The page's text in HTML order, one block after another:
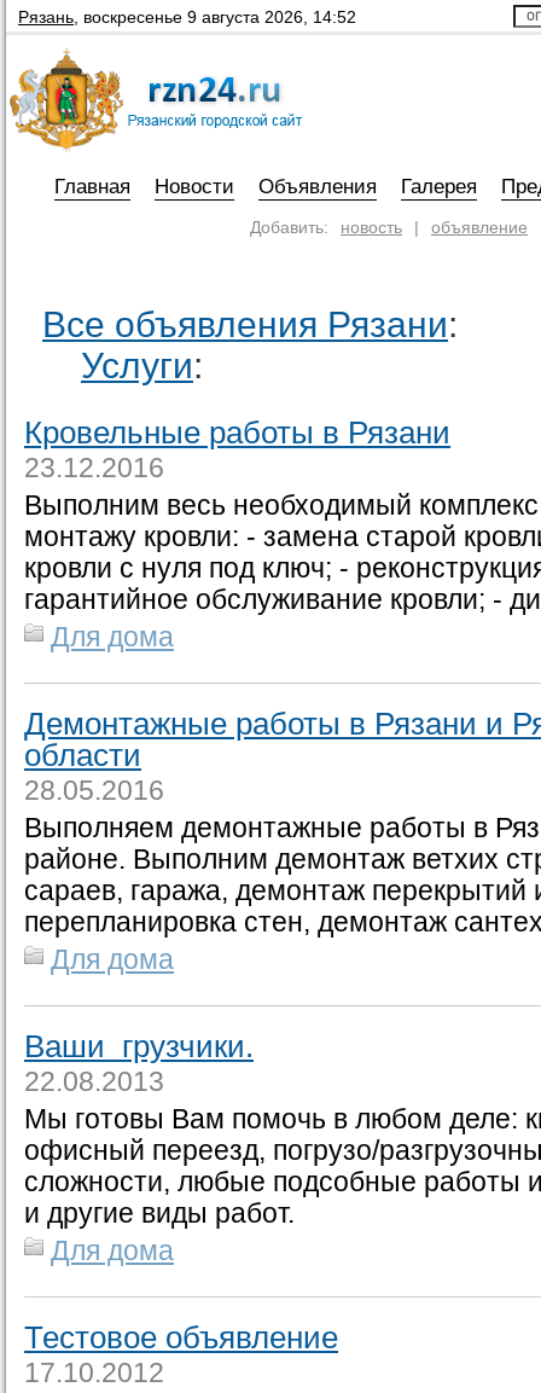
Рязань воскресенье 9 августа 2026, 14:52
Главная Новости Объявления Галерея
Добавить: новость | объявление
Все объявления Рязани:
Услуги:
Кровельные работы в Рязани
23.12.2016
Выполним весь необходимый
монтажу кровли: - замена старой
кровли с нуля под ключ; -
гарантийное обслуживание кровли; -
Для дома
Демонтажные работы в Рязани и
области
28.05.2016
Выполняем демонтажные работы в
районе. Выполним демонтаж ветхих
сараев, гаража, демонтаж перекрытий
перепланировка стен, демонтаж
Для дома
Ваши грузчики.
22.08.2013
Мы готовы Вам помочь в любом деле:
офисный переезд, погрузо/
сложности, любые подсобные работы
и другие виды работ.
Для дома
Тестовое объявление
17.10.2012